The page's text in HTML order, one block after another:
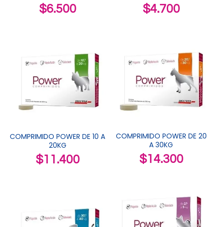
$6.500 $4.700
COMPRIMIDO POWER DE 10 A
20KG
$11.400
COMPRIMIDO POWER DE 20
A 30KG
$14.300